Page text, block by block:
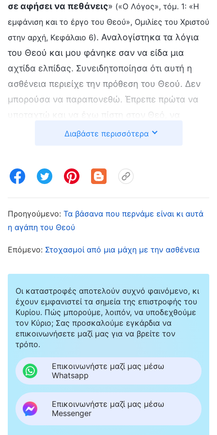
σε αφήσει να πεθάνεις» («Ο Λόγος», τόμ. 1: «Η
εμφάνιση και το έργο του Θεού», Ομιλίες του Χριστού
στην αρχή, Κεφάλαιο 6). Αναλογίστηκα τα λόγια
του Θεού και μου φάνηκε σαν να είδα μια
αχτίδα ελπίδας. Συνειδητοποίησα ότι αυτή η
ασθένεια περιείχε την πρόθεση του Θεού. Δεν
μπορούσα να παραπονεθώ. Έπρεπε πρώτα να
υποταχτώ και να έχω πίστη στον Θεό, να
πιστέψω πως όσο ανέπνεα, ο Θεός δεν θα με
καθήκοντά μου τα τελευταία χρόνια, όταν το
οικογένειά μου αντιμετώπιζε δυσκολίες. Ακόμη
κι όταν πέθανε ο άντρας μου, δεν παράτησα τα
λάμβανε υπόψη τις προσπάθειες και τις
ότι θα με προστάτευε και θα θεράπευε την
αρρώστια μου.
Στη συνέχεια, πήγα στο νοσοκομείο για
παραδοσιακή κινεζική, αλλά κι ενδοφλέβια
φαρμακευτική αγωγή, και συνέχισα να κάνω
τα καθήκοντά μου κανονικά. Παρ’ όλα αυτά, το
στομάχι μου πονούσε ακόμη συχνά και δεν
χώνευα καλά. Έτρωγα, λοιπόν, μόνο χυλό και
είχα γαστροοισοφαγική παλινδρόμηση μερικές
Διαβάστε περισσότερα
Προηγούμενο: Τα βάσανα που περνάμε είναι κι αυτά
η αγάπη του Θεού
Επόμενο: Στοχασμοί από μια μάχη με την ασθένεια
Οι καταστροφές αποτελούν συχνό φαινόμενο, κι
έχουν εμφανιστεί τα σημεία της επιστροφής του
Κυρίου. Πώς μπορούμε, λοιπόν, να υποδεχθούμε
τον Κύριο; Σας προσκαλούμε εγκάρδια να
επικοινωνήσετε μαζί μας για να βρείτε τον
τρόπο.
Επικοινωνήστε μαζί μας μέσω
Whatsapp
Επικοινωνήστε μαζί μας μέσω
Messenger